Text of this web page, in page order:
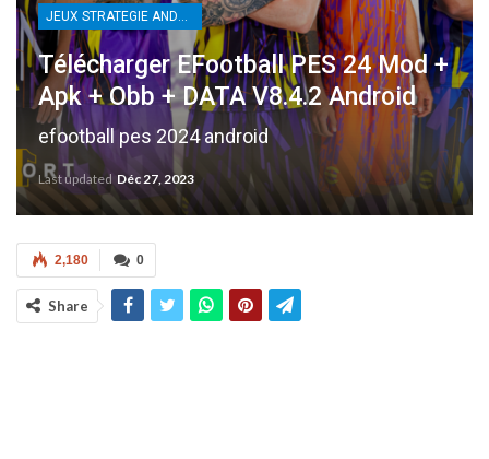
JEUX STRATEGIE ANDROID
Télécharger EFootball PES 24 Mod +
Apk + Obb + DATA V8.4.2 Android
efootball pes 2024 android
Last updated Déc 27, 2023
0
2,180
Share